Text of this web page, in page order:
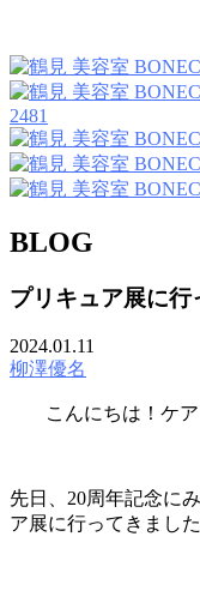
2481
BLOG
プリキュア展に行
2024.01.11
柳澤優名
こんにちは！ケ
先日、20周年記念に
ア展に行ってきました